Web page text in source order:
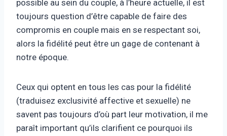
possible au sein du couple, à l’heure actuelle, il est
toujours question d’être capable de faire des
compromis en couple mais en se respectant soi,
alors la fidélité peut être un gage de contenant à
notre époque.
Ceux qui optent en tous les cas pour la fidélité
(traduisez exclusivité affective et sexuelle) ne
savent pas toujours d’où part leur motivation, il me
paraît important qu’ils clarifient ce pourquoi ils